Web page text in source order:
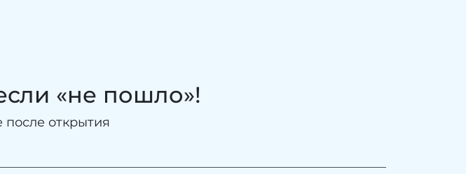
«не пошло»!
открытия